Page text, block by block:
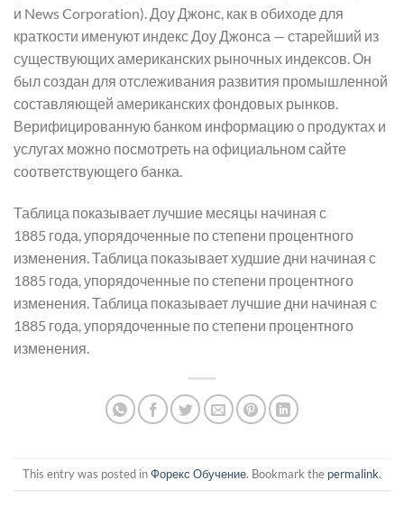
и News Corporation). Доу Джонс, как в обиходе для
краткости именуют индекс Доу Джонса — старейший из
существующих американских рыночных индексов. Он
был создан для отслеживания развития промышленной
составляющей американских фондовых рынков.
Верифицированную банком информацию о продуктах и
услугах можно посмотреть на официальном сайте
соответствующего банка.
Таблица показывает лучшие месяцы начиная с
1885 года, упорядоченные по степени процентного
изменения. Таблица показывает худшие дни начиная с
1885 года, упорядоченные по степени процентного
изменения. Таблица показывает лучшие дни начиная с
1885 года, упорядоченные по степени процентного
изменения.
This entry was posted inФорекс Обучение. Bookmark the permalink.